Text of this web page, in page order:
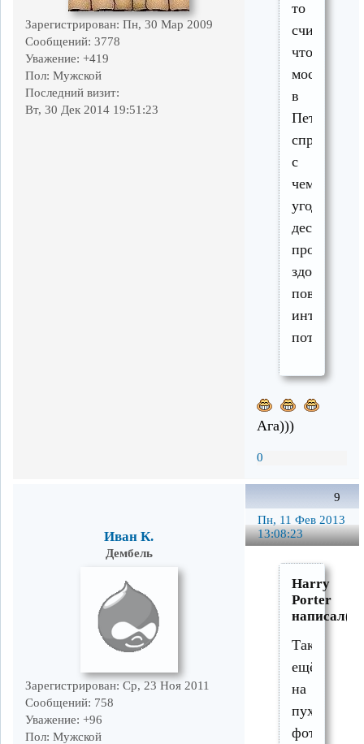
Зарегистрирован: Пн, 30 Мар 2009
Сообщений: 3778
Уважение: +419
Пол: Мужской
Последний визит:
Вт, 30 Дек 2014 19:51:23
то
считается,
что
москвич
в
Петушках
справится
с
чем
угодно,
дескать
прописка
здорово
повышает
потенциал.
Ага)))
0
9
Пн, 11 Фев 2013
13:08:23
Иван К.
Дембель
Зарегистрирован: Ср, 23 Ноя 2011
Сообщений: 758
Уважение: +96
Пол: Мужской
Harry
Porter
Так
ещё
на
пуховой
фотке